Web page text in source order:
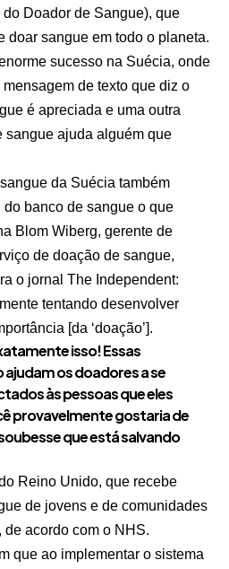
Doador de Sangue), que
doar sangue em todo o planeta.
sucesso na Suécia, onde
de texto que diz o
é apreciada e uma outra
sangue ajuda alguém que
da Suécia também
banco de sangue o que
Blom Wiberg, gerente de
de doação de sangue,
o jornal The Independent:
tentando desenvolver
[da ‘doação’].
isso! Essas
os doadores a se
às pessoas que eles
provavelmente gostaria de
que está salvando
Reino Unido, que recebe
de jovens e de comunidades
acordo com o NHS.
que ao implementar o sistema